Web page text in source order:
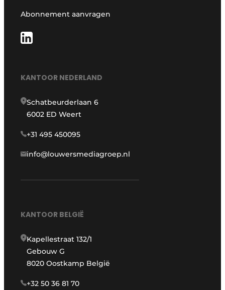
Abonnement aanvragen
KANTOOR NEDERLAND
Schatbeurderlaan 6
6002 ED Weert
+31 495 450095
info@louwersmediagroep.nl
KANTOOR BELGIË
Kapellestraat 132/1
Gebouw G
8020 Oostkamp België
+32 50 36 81 70